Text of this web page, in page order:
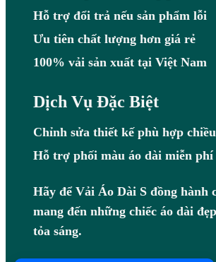
Hỗ trợ đổi trả nếu sản phẩm lỗi
Ưu tiên chất lượng hơn giá rẻ
100% vải sản xuất tại Việt Nam
Dịch Vụ Đặc Biệt
Chỉnh sửa thiết kế phù hợp
Hỗ trợ phối màu áo dài miễn phí
Hãy để Vải Áo Dài S đồng hành
mang đến những chiếc áo dài
tỏa sáng.